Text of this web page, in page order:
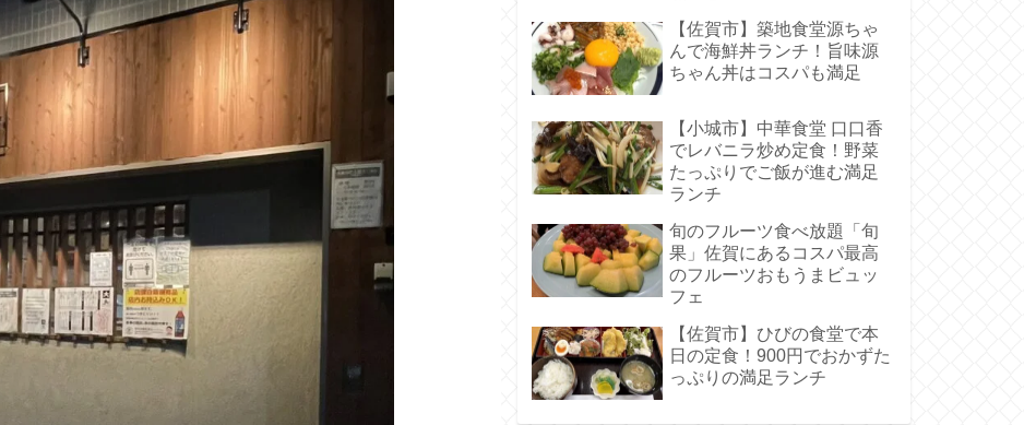
【佐賀市】築地食堂源ちゃ
んで海鮮丼ランチ！旨味源
ちゃん丼はコスパも満足
【小城市】中華食堂 口口香
でレバニラ炒め定食！野菜
たっぷりでご飯が進む満足
ランチ
旬のフルーツ食べ放題「旬
果」佐賀にあるコスパ最高
のフルーツおもうまビュッ
フェ
【佐賀市】ひびの食堂で本
日の定食！900円でおかずた
っぷりの満足ランチ